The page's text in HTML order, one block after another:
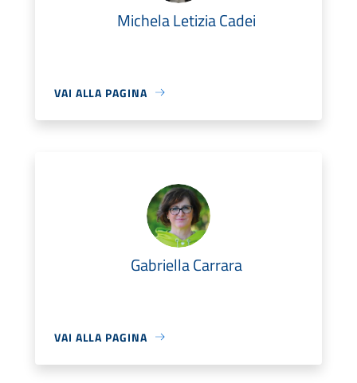
Michela Letizia Cadei
VAI ALLA PAGINA
Gabriella Carrara
VAI ALLA PAGINA